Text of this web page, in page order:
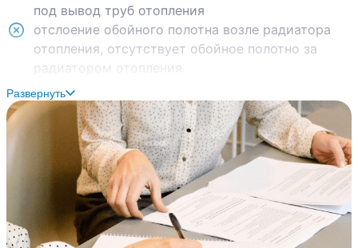
под вывод труб отопления
отслоение обойного полотна возле радиатора
отопления, отсутствует обойное полотно за
радиатором отопления
вмятины и сколы на кожухе радиатора
отопления
читаемые стыки обойного полотна
отсутствует заземление на розетках
отсутствует унитаз в ванной комнате
сколы на полотне межкомнатной двери
сколы на наличниках межкомнатных дверей
отсутствует тяга вентиляции
Развернуть